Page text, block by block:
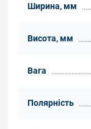
Ширина, мм
Висота, мм
Вага
Полярність